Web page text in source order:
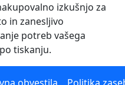
izkušnjo za
in zanesljivo
potreb vašega
tiskanju.